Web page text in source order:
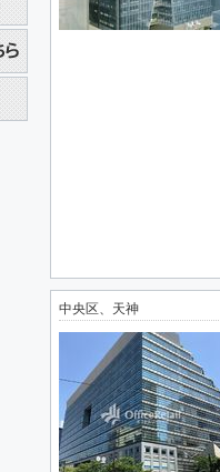
中央区、天神